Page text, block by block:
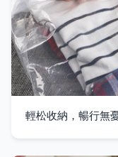
輕松收納，暢行無